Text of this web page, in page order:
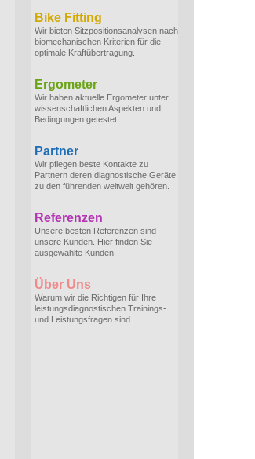
Bike Fitting
Wir bieten Sitzpositionsanalysen nach
biomechanischen Kriterien für die
optimale Kraftübertragung.
Ergometer
Wir haben aktuelle Ergometer unter
wissenschaftlichen Aspekten und
Bedingungen getestet.
Partner
Wir pflegen beste Kontakte zu
Partnern deren diagnostische Geräte
zu den führenden weltweit gehören.
Referenzen
Unsere besten Referenzen sind
unsere Kunden. Hier finden Sie
ausgewählte Kunden.
Über Uns
Warum wir die Richtigen für Ihre
leistungsdiagnostischen Trainings-
und Leistungsfragen sind.